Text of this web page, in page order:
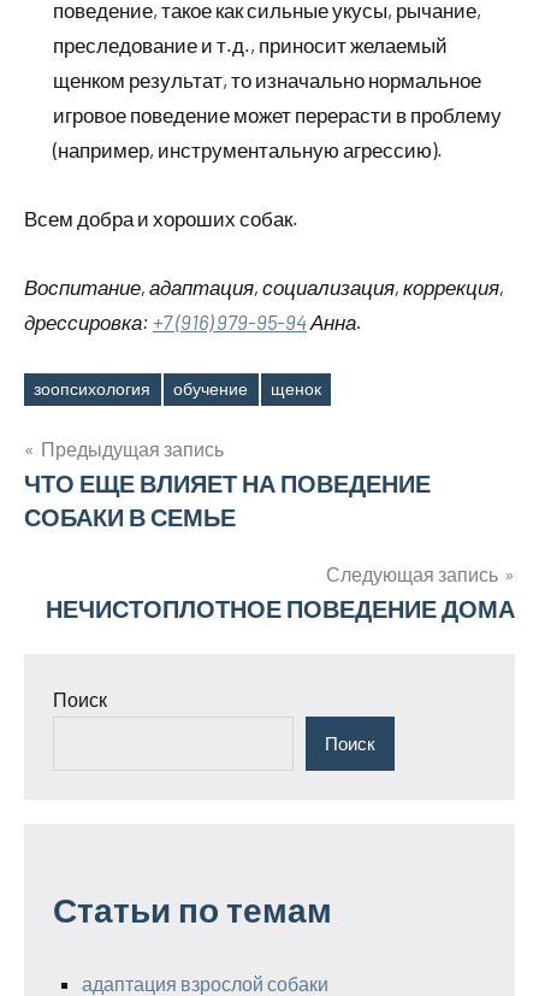
поведение, такое как сильные укусы, рычание,
преследование и т.д., приносит желаемый
щенком результат, то изначально нормальное
игровое поведение может перерасти в проблему
(например, инструментальную агрессию).
Всем добра и хороших собак.
Воспитание, адаптация, социализация, коррекция,
дрессировка: +7 (916) 979-95-94Анна.
Метки
зоопсихология обучение щенок
Навигация
по
Предыдущая запись
ЧТО ЕЩЕ ВЛИЯЕТ НА ПОВЕДЕНИЕ
СОБАКИ В СЕМЬЕ
Следующая запись
НЕЧИСТОПЛОТНОЕ ПОВЕДЕНИЕ ДОМА
Поиск
Поиск
Статьи по темам
адаптация взрослой собаки